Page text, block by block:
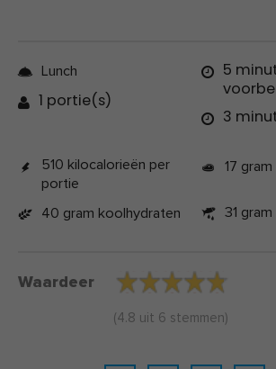
Lunch
1 portie(s)
5
3
510 kilocalorieën per
portie
17
40 gram koolhydraten 31
Waardeer
(4.8 uit 6 stemmen)